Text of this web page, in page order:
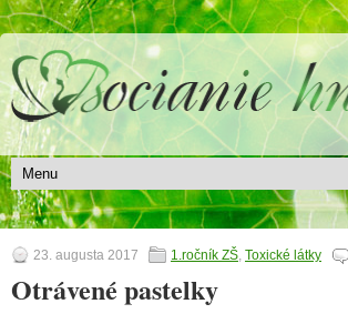
23. augusta 2017 1.ročník ZŠ Toxické látky
Otrávené pastelky